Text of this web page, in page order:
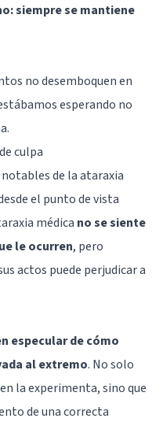
siempre se mantiene
no desemboquen en
esperando no
culpa
notables de la ataraxia
el punto de vista
médica no se siente
le ocurren, pero
actos puede perjudicar a
especular de cómo
al extremo. No solo
la experimenta, sino que
de una correcta